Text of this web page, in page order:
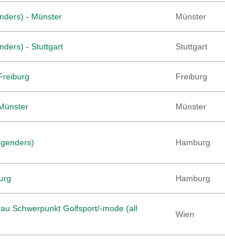
- Münster Münster
- Stuttgart Stuttgart
Freiburg
Münster
Hamburg
Hamburg
Schwerpunkt Golfsport/-mode (all
Wien